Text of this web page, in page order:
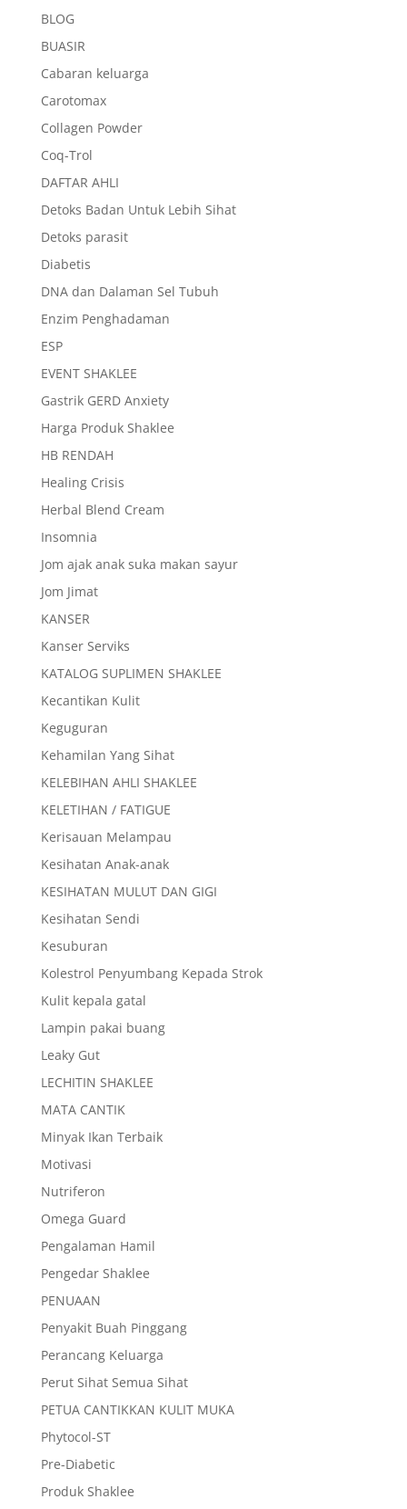
BLOG
BUASIR
Cabaran keluarga
Carotomax
Collagen Powder
Coq-Trol
DAFTAR AHLI
Detoks Badan Untuk Lebih Sihat
Detoks parasit
Diabetis
DNA dan Dalaman Sel Tubuh
Enzim Penghadaman
ESP
EVENT SHAKLEE
Gastrik GERD Anxiety
Harga Produk Shaklee
HB RENDAH
Healing Crisis
Herbal Blend Cream
Insomnia
Jom ajak anak suka makan sayur
Jom Jimat
KANSER
Kanser Serviks
KATALOG SUPLIMEN SHAKLEE
Kecantikan Kulit
Keguguran
Kehamilan Yang Sihat
KELEBIHAN AHLI SHAKLEE
KELETIHAN / FATIGUE
Kerisauan Melampau
Kesihatan Anak-anak
KESIHATAN MULUT DAN GIGI
Kesihatan Sendi
Kesuburan
Kolestrol Penyumbang Kepada Strok
Kulit kepala gatal
Lampin pakai buang
Leaky Gut
LECHITIN SHAKLEE
MATA CANTIK
Minyak Ikan Terbaik
Motivasi
Nutriferon
Omega Guard
Pengalaman Hamil
Pengedar Shaklee
PENUAAN
Penyakit Buah Pinggang
Perancang Keluarga
Perut Sihat Semua Sihat
PETUA CANTIKKAN KULIT MUKA
Phytocol-ST
Pre-Diabetic
Produk Shaklee